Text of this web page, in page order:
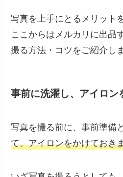
写真を上手にとるメリット
ここからはメルカリに出品
撮る方法・コツをご紹介し
事前に洗濯し、アイロン
写真を撮る前に、事前準備
て、アイロンをかけておき